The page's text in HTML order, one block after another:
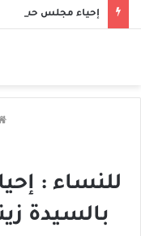
إحياء مجلس حسيني
للنساء :
بالسيدة